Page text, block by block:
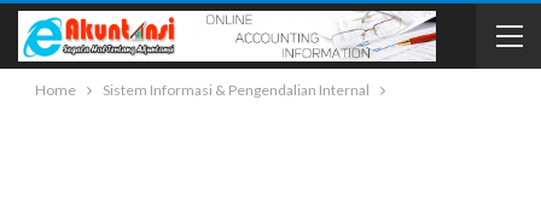
Home Sistem Informasi & Pengendalian Internal